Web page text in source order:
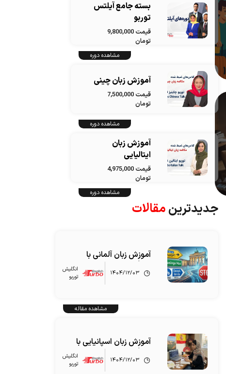
بسته جامع آیلتس
توربو
قیمت 9,800,000
تومان
مشاهده دوره
آموزش زبان چینی
قیمت 7,500,000
تومان
مشاهده دوره
آموزش زبان
ایتالیایی
قیمت 4,975,000
تومان
مشاهده دوره
جدیدترینمقالات
آموزش زبان آلمانی با
هوش مصنوعی
۱۴۰۴/۱۲/۰۳
انگلیش‌
توربو
مشاهده مقاله
آموزش زبان اسپانیایی با
هوش مصنوعی
۱۴۰۴/۱۲/۰۳
انگلیش‌
توربو